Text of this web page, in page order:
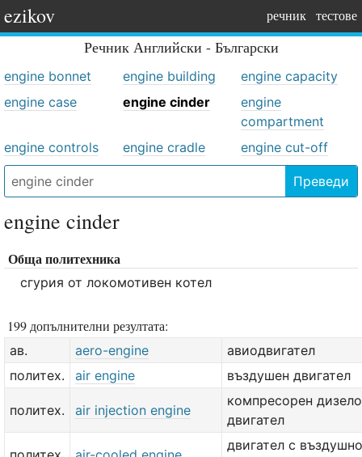
ezikov речник тестове
Речник Английски - Български
engine bonnet engine building
engine capacity
engine case
engine cinder
engine
compartment
engine controls
engine cradle engine cut-off
Преведи
engine cinder
Обща политехника
сгурия от локомотивен котел
199 допълнителни резултата:
ав. aero-engine
авиодвигател
политех.
air engine въздушен двигател
политех. air injection engine
компресорен
двигател
двигател с въздушно